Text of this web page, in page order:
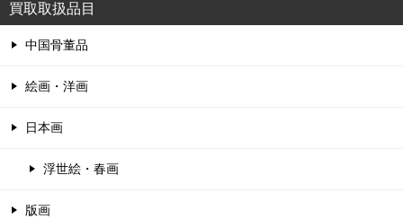
買取取扱品目
中国骨董品
絵画・洋画
日本画
浮世絵・春画
版画